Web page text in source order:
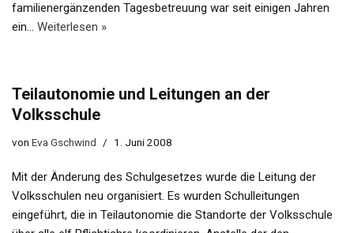
familienergänzenden Tagesbetreuung war seit einigen Jahren
ein… Weiterlesen »
Teilautonomie und Leitungen an der
Volksschule
von Eva Gschwind 1. Juni 2008
Mit der Änderung des Schulgesetzes wurde die Leitung der
Volksschulen neu organisiert. Es wurden Schulleitungen
eingeführt, die in Teilautonomie die Standorte der Volksschule